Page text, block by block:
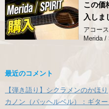
この価
入しま
アコー
Merida
最近のコメント
【弾き語り】シクラメンのかほり
カノン（パッヘルベル）：ギタ